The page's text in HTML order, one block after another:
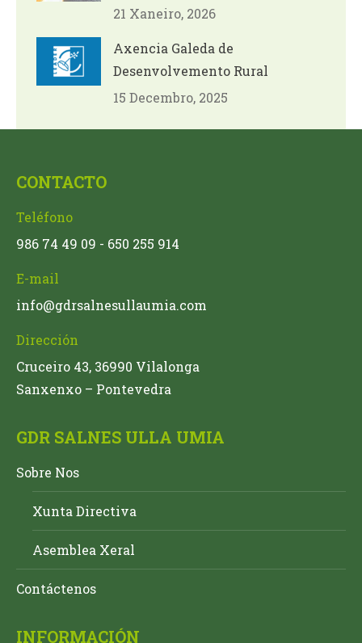
21 Xaneiro, 2026
Axencia Galeda de
Desenvolvemento Rural
15 Decembro, 2025
CONTACTO
Teléfono
986 74 49 09 - 650 255 914
E-mail
info@gdrsalnesullaumia.com
Dirección
Cruceiro 43, 36990 Vilalonga
Sanxenxo – Pontevedra
GDR SALNES ULLA UMIA
Sobre Nos
Xunta Directiva
Asemblea Xeral
Contáctenos
INFORMACIÓN